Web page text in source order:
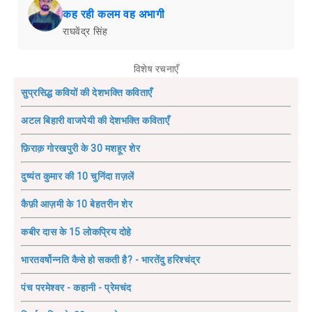
कह रही कलम वह अभागी
राघवेंद्र सिंह
विशेष रचनाएँ
सुप्रसिद्ध कवियों की देशभक्ति कविताएँ
अटल बिहारी वाजपेयी की देशभक्ति कविताएँ
फ़िराक़ गोरखपुरी के 30 मशहूर शेर
दुष्यंत कुमार की 10 चुनिंदा ग़ज़लें
कैफ़ी आज़मी के 10 बेहतरीन शेर
कबीर दास के 15 लोकप्रिय दोहे
भारतवर्षोन्नति कैसे हो सकती है? - भारतेंदु हरिश्चंद्र
पंच परमेश्वर - कहानी - प्रेमचंद